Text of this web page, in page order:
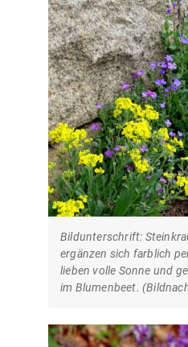
Bildunterschrift:
ergänzen sich farblich
lieben volle Sonne und
im Blumenbeet.